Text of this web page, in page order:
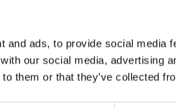
and ads, to provide social media
our social media, advertising
them or that they’ve collected
modo le più ampie